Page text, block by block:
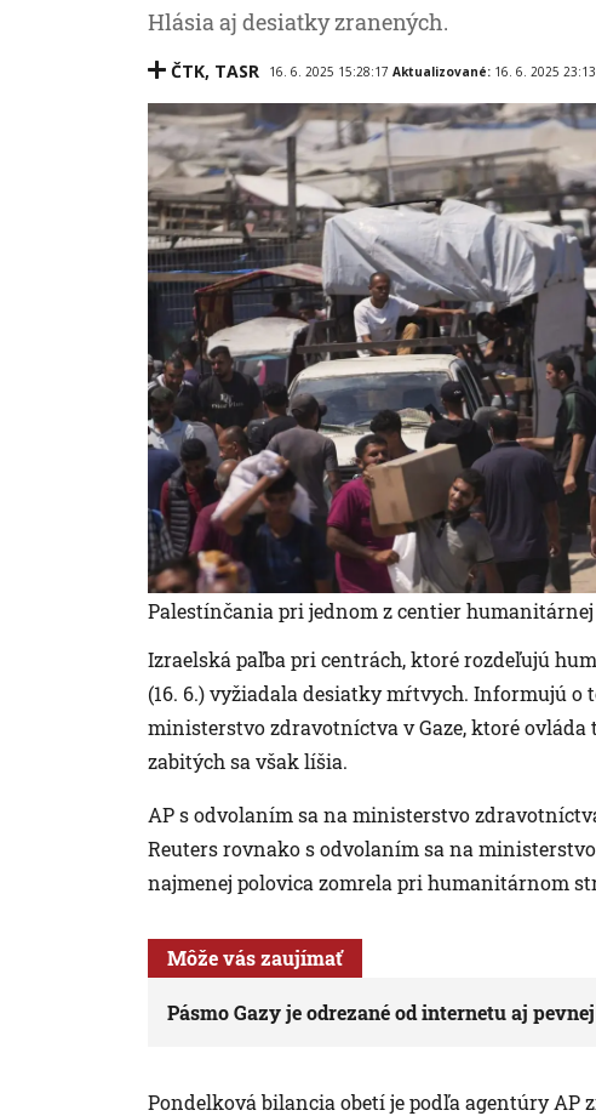
Hlásia aj desiatky zranených.
ČTK, TASR 16. 6. 2025 15:28:17 Aktualizované: 16. 6. 2025
Palestínčania pri jednom z centier humanitárnej
Izraelská paľba pri centrách, ktoré rozdeľujú
(16. 6.) vyžiadala desiatky mŕtvych. Informujú o
ministerstvo zdravotníctva v Gaze, ktoré ovláda
zabitých sa však líšia.
AP s odvolaním sa na ministerstvo
Reuters rovnako s odvolaním sa na
najmenej polovica zomrela pri humanitárnom
Môže vás zaujímať
Pásmo Gazy je odrezané od internetu aj
Pondelková bilancia obetí je podľa agentúry